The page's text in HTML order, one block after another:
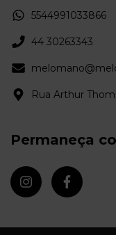
5544991033866
44 30263343
Rua Arthur
Permaneça